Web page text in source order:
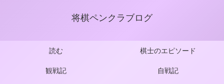
将棋ペンクラブログ
読む 棋士のエピソード
観戦記 自戦記